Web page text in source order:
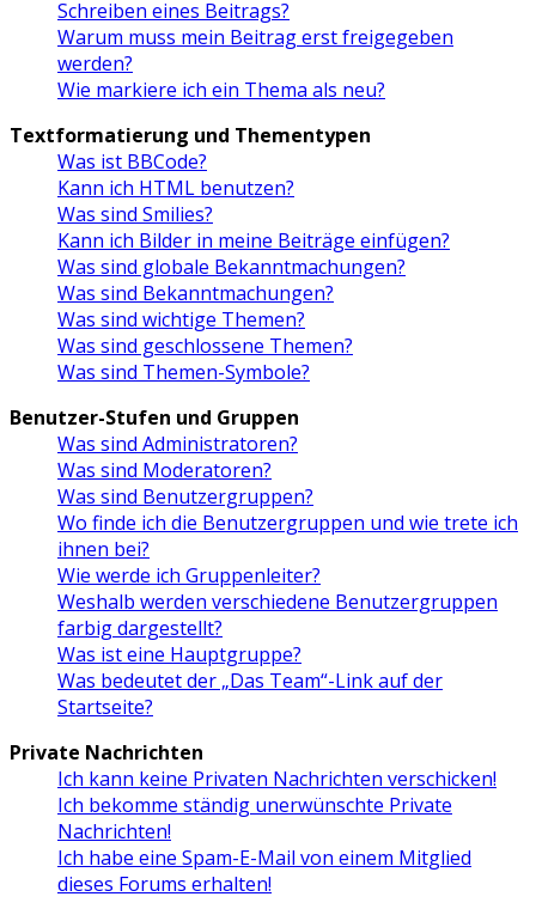
Schreiben eines Beitrags?
Warum muss mein Beitrag erst freigegeben
werden?
Wie markiere ich ein Thema als neu?
Textformatierung und Thementypen
Was ist BBCode?
Kann ich HTML benutzen?
Was sind Smilies?
Kann ich Bilder in meine Beiträge einfügen?
Was sind globale Bekanntmachungen?
Was sind Bekanntmachungen?
Was sind wichtige Themen?
Was sind geschlossene Themen?
Was sind Themen-Symbole?
Benutzer-Stufen und Gruppen
Was sind Administratoren?
Was sind Moderatoren?
Was sind Benutzergruppen?
Wo finde ich die Benutzergruppen und wie trete ich
ihnen bei?
Wie werde ich Gruppenleiter?
Weshalb werden verschiedene Benutzergruppen
farbig dargestellt?
Was ist eine Hauptgruppe?
Was bedeutet der „Das Team“-Link auf der
Startseite?
Private Nachrichten
Ich kann keine Privaten Nachrichten verschicken!
Ich bekomme ständig unerwünschte Private
Nachrichten!
Ich habe eine Spam-E-Mail von einem Mitglied
dieses Forums erhalten!